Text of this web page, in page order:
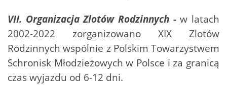
VII. Organizacja Zlotów Rodzinnych -w latach
2002-2022 zorganizowano XIX Zlotów
Rodzinnych wspólnie z Polskim Towarzystwem
Schronisk Młodzieżowych w Polsce i za granicą
czas wyjazdu od 6-12 dni.